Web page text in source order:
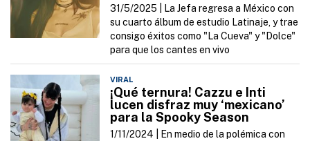
31/5/2025 |
La Jefa regresa a México con
su cuarto álbum de estudio Latinaje, y trae
consigo éxitos como "La Cueva" y "Dolce"
para que los cantes en vivo
VIRAL
¡Qué ternura! Cazzu e Inti
lucen disfraz muy ‘mexicano’
para la Spooky Season
1/11/2024 |
En medio de la polémica con